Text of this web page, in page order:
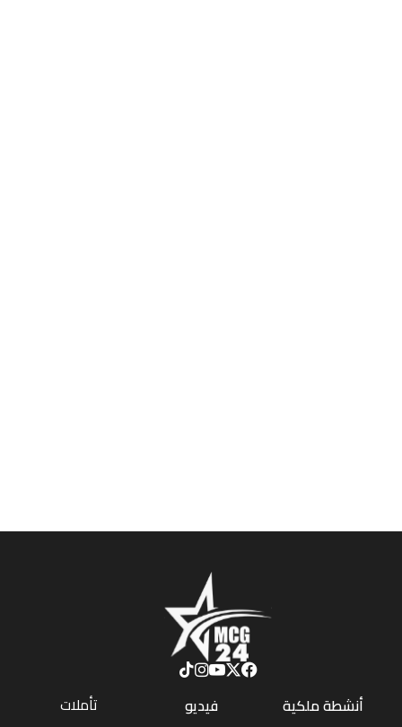
أنشطة ملكية
فيديو
تأملات